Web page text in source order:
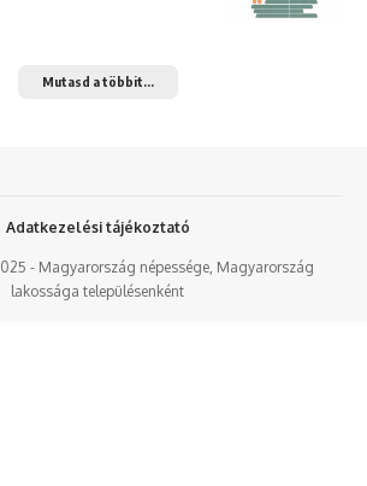
Mutasd a többit...
- Magyarország népessége, Magyarország
lakossága településenként
Adatkezelési tájékoztató